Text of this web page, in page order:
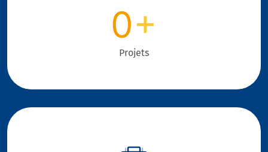
0+
Projets